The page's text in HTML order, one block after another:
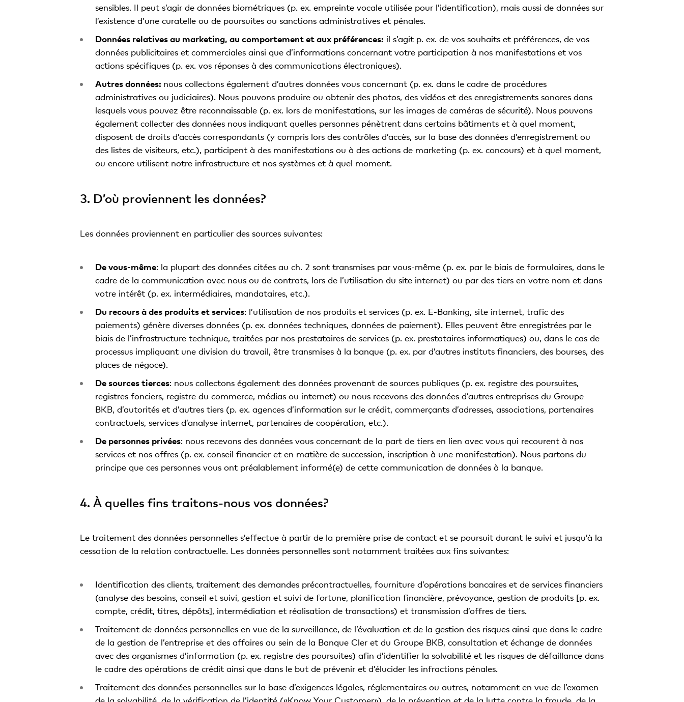
sensibles. Il peut s’agir de données biométriques (p. ex. empreinte vocale utilisée pour l’identification), mais aussi de données sur
l’existence d’une curatelle ou de poursuites ou sanctions administratives et pénales.
Données relatives au marketing, au comportement et aux préférences: il s’agit p. ex. de vos souhaits et préférences, de vos
données publicitaires et commerciales ainsi que d’informations concernant votre participation à nos manifestations et vos
actions spécifiques (p. ex. vos réponses à des communications électroniques).
Autres données: nous collectons également d’autres données vous concernant (p. ex. dans le cadre de procédures
administratives ou judiciaires). Nous pouvons produire ou obtenir des photos, des vidéos et des enregistrements sonores dans
lesquels vous pouvez être reconnaissable (p. ex. lors de manifestations, sur les images de caméras de sécurité). Nous pouvons
également collecter des données nous indiquant quelles personnes pénètrent dans certains bâtiments et à quel moment,
disposent de droits d’accès correspondants (y compris lors des contrôles d’accès, sur la base des données d’enregistrement ou
des listes de visiteurs, etc.), participent à des manifestations ou à des actions de marketing (p. ex. concours) et à quel moment,
ou encore utilisent notre infrastructure et nos systèmes et à quel moment.
3. D’où proviennent les données?
Les données proviennent en particulier des sources suivantes:
De vous-même: la plupart des données citées au ch. 2 sont transmises par vous-même (p. ex. par le biais de formulaires, dans le
cadre de la communication avec nous ou de contrats, lors de l’utilisation du site internet) ou par des tiers en votre nom et dans
votre intérêt (p. ex. intermédiaires, mandataires, etc.).
Du recours à des produits et services: l’utilisation de nos produits et services (p. ex. E-Banking, site internet, trafic des
paiements) génère diverses données (p. ex. données techniques, données de paiement). Elles peuvent être enregistrées par le
biais de l’infrastructure technique, traitées par nos prestataires de services (p. ex. prestataires informatiques) ou, dans le cas de
processus impliquant une division du travail, être transmises à la banque (p. ex. par d’autres instituts financiers, des bourses, des
places de négoce).
De sources tierces: nous collectons également des données provenant de sources publiques (p. ex. registre des poursuites,
registres fonciers, registre du commerce, médias ou internet) ou nous recevons des données d’autres entreprises du Groupe
BKB, d’autorités et d’autres tiers (p. ex. agences d’information sur le crédit, commerçants d’adresses, associations, partenaires
contractuels, services d’analyse internet, partenaires de coopération, etc.).
De personnes privées: nous recevons des données vous concernant de la part de tiers en lien avec vous qui recourent à nos
services et nos offres (p. ex. conseil financier et en matière de succession, inscription à une manifestation). Nous partons du
principe que ces personnes vous ont préalablement informé(e) de cette communication de données à la banque.
4. À quelles fins traitons-nous vos données?
Le traitement des données personnelles s’effectue à partir de la première prise de contact et se poursuit durant le suivi et jusqu’à la
cessation de la relation contractuelle. Les données personnelles sont notamment traitées aux fins suivantes:
Identification des clients, traitement des demandes précontractuelles, fourniture d’opérations bancaires et de services financiers
(analyse des besoins, conseil et suivi, gestion et suivi de fortune, planification financière, prévoyance, gestion de produits [p. ex.
compte, crédit, titres, dépôts], intermédiation et réalisation de transactions) et transmission d’offres de tiers.
Traitement de données personnelles en vue de la surveillance, de l’évaluation et de la gestion des risques ainsi que dans le cadre
de la gestion de l’entreprise et des affaires au sein de la Banque Cler et du Groupe BKB, consultation et échange de données
avec des organismes d’information (p. ex. registre des poursuites) afin d’identifier la solvabilité et les risques de défaillance dans
le cadre des opérations de crédit ainsi que dans le but de prévenir et d’élucider les infractions pénales.
Traitement des données personnelles sur la base d’exigences légales, réglementaires ou autres, notamment en vue de l’examen